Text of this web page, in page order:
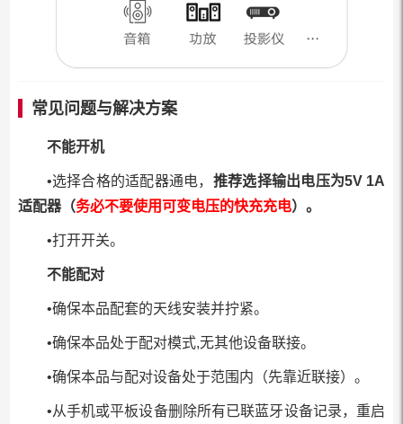
常见问题与解决方案
不能开机
•选择合格的适配器通电， 推荐选择输出电压为5V 1A
适配器（务必不要使用可变电压的快充充电）。
•打开开关。
不能配对
•确保本品配套的天线安装并拧紧。
•确保本品处于配对模式,无其他设备联接。
•确保本品与配对设备处于范围内（先靠近联接）。
•从手机或平板设备删除所有已联蓝牙设备记录，重启